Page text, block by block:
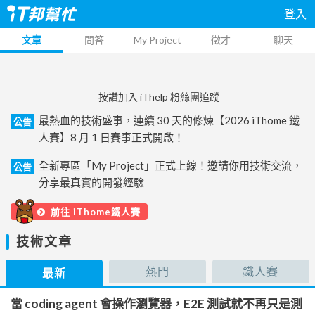
登入
文章 問答 My Project 徵才 聊天
按讚加入 iThelp 粉絲團追蹤
公告
最熱血的技術盛事，連續 30 天的修煉【2026 iThome 鐵
人賽】8 月 1 日賽事正式開啟！
公告
全新專區「My Project」正式上線！邀請你用技術交流，
分享最真實的開發經驗
前往 iThome鐵人賽
技術文章
最新 熱門 鐵人賽
當 coding agent 會操作瀏覽器，E2E 測試就不再只是測